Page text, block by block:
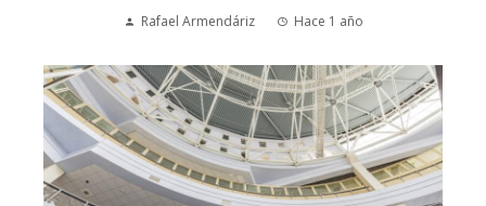
Rafael Armendáriz Hace 1 año